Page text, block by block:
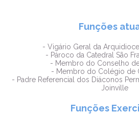
Funções
- Vigário Geral da
- Pároco da Catedral São
- Membro do Conselho
- Membro do Colégio de
- Padre Referencial dos Diáconos
Joinville
Funções